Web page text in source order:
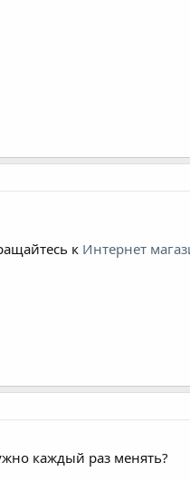
к Интернет
каждый раз менять?